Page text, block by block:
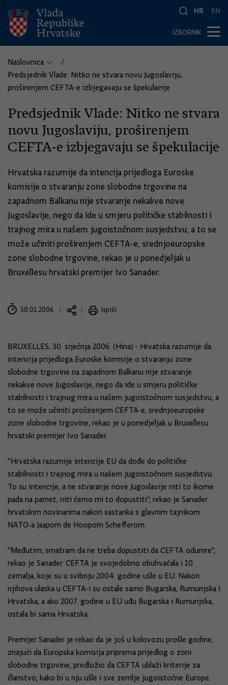
HR EN
IZBORNIK
Naslovnica
Predsjednik Vlade: Nitko ne stvara novu Jugoslaviju,
proširenjem CEFTA-e izbjegavaju se špekulacije
Predsjednik Vlade: Nitko ne stvara
novu Jugoslaviju, proširenjem
CEFTA-e izbjegavaju se špekulacije
Hrvatska razumije da intencija prijedloga Euroske
komisije o stvaranju zone slobodne trgovine na
zapadnom Balkanu nije stvaranje nekakve nove
Jugoslavije, nego da ide u smjeru političke stabilnosti i
trajnog mira u našem jugoistočnom susjedstvu, a to se
može učiniti proširenjem CEFTA-e, srednjoeuropske
zone slobodne trgovine, rekao je u ponedjeljak u
Bruxellesu hrvatski premijer Ivo Sanader.
30.01.2006. Ispiši
BRUXELLES, 30. siječnja 2006. (Hina) - Hrvatska razumije da
intencija prijedloga Euroske komisije o stvaranju zone
slobodne trgovine na zapadnom Balkanu nije stvaranje
nekakve nove Jugoslavije, nego da ide u smjeru političke
stabilnosti i trajnog mira u našem jugoistočnom susjedstvu, a
to se može učiniti proširenjem CEFTA-e, srednjoeuropske
zone slobodne trgovine, rekao je u ponedjeljak u Bruxellesu
hrvatski premijer Ivo Sanader.
"Hrvatska razumije intencije EU da dođe do političke
stabilnosti i trajnog mira u našem jugoistočnom susjedstvu.
To su intencije, a ne stvaranje nove Jugoslavije niti to ikome
pada na pamet, niti ćemo mi to dopustiti", rekao je Sanader
hrvatskim novinarima nakon sastanka s glavnim tajnikom
NATO-a Jaapom de Hoopom Schefferom.
"Međutim, smatram da ne treba dopustiti da CEFTA odumre",
rekao je Sanader. CEFTA je svojedobno obuhvaćala i 10
zemalja, koje su u svibnju 2004. godine ušle u EU. Nakon
njihova ulaska u CEFTA-i su ostale samo Bugarska, Rumunjska i
Hrvatska, a ako 2007. godine u EU uđu Bugarska i Rumunjska,
ostala bi sama Hrvatska.
Premijer Sanader je rekao da je još u kolovozu prošle godine,
znajući da Europska komisija priprema prijedlog o zoni
slobodne trgovine, predložio da CEFTA ublaži kriterije za
članstvo, kako bi u nju ušle i sve zemlje jugoistočne Europe.